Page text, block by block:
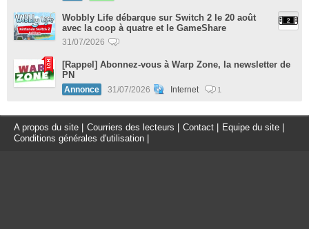
Wobbly Life débarque sur Switch 2 le 20 août
avec la coop à quatre et le GameShare
31/07/2026
[Rappel] Abonnez-vous à Warp Zone, la newsletter de
PN
Annonce 31/07/2026 Internet 1
A propos du site Courriers des lecteurs Contact Equipe du site
Conditions générales d'utilisation